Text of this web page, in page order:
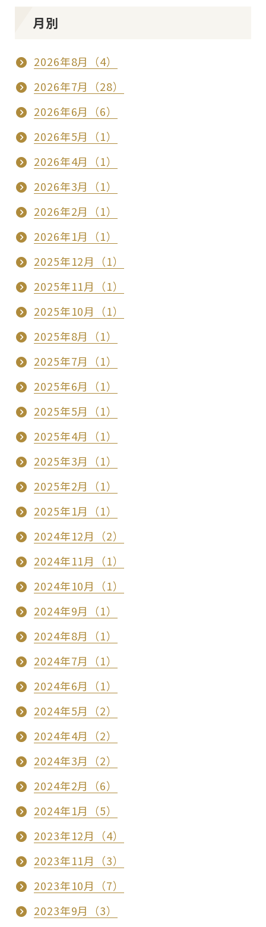
月別
2026年8月（4）
2026年7月（28）
2026年6月（6）
2026年5月（1）
2026年4月（1）
2026年3月（1）
2026年2月（1）
2026年1月（1）
2025年12月（1）
2025年11月（1）
2025年10月（1）
2025年8月（1）
2025年7月（1）
2025年6月（1）
2025年5月（1）
2025年4月（1）
2025年3月（1）
2025年2月（1）
2025年1月（1）
2024年12月（2）
2024年11月（1）
2024年10月（1）
2024年9月（1）
2024年8月（1）
2024年7月（1）
2024年6月（1）
2024年5月（2）
2024年4月（2）
2024年3月（2）
2024年2月（6）
2024年1月（5）
2023年12月（4）
2023年11月（3）
2023年10月（7）
2023年9月（3）